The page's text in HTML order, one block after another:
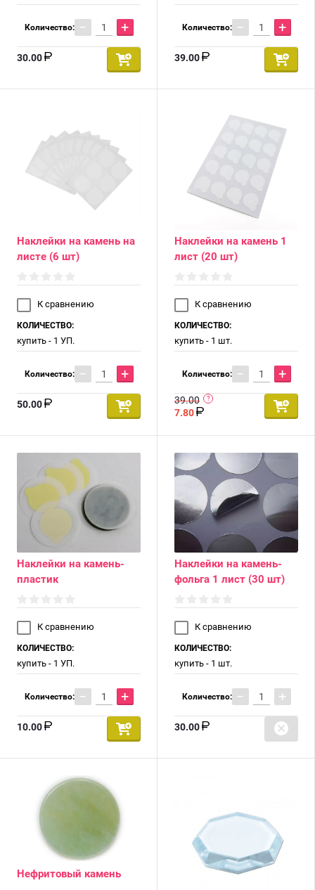
Количество: − +
30.00
Количество: − +
39.00
Наклейки на камень на
листе (6 шт)
К сравнению
КОЛИЧЕСТВО:
купить - 1 УП.
Количество: − +
50.00
Наклейки на камень 1
лист (20 шт)
К сравнению
КОЛИЧЕСТВО:
купить - 1 шт.
Количество: − +
39.00
7.80
Наклейки на камень-
пластик
К сравнению
КОЛИЧЕСТВО:
купить - 1 УП.
Количество: − +
10.00
Наклейки на камень-
фольга 1 лист (30 шт)
К сравнению
КОЛИЧЕСТВО:
купить - 1 шт.
Количество: − +
30.00
Нефритовый камень